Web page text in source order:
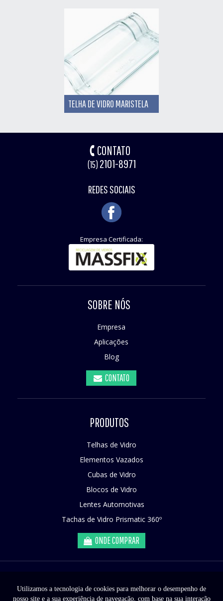
TELHA DE VIDRO MARISTELA
CONTATO
(15)2101-8971
REDES SOCIAIS
Empresa Certificada:
SOBRE NÓS
Empresa
Aplicações
Blog
CONTATO
PRODUTOS
Telhas de Vidro
Elementos Vazados
Cubas de Vidro
Blocos de Vidro
Lentes Automotivas
Tachas de Vidro Prismatic 360º
ONDE COMPRAR
18087-155| Tel.:+55(11) 98350-9818|
Utilizamos a tecnologia de cookies para melhorar o desempenho de
nosso site e a sua experiência de navegação, com base na sua interação